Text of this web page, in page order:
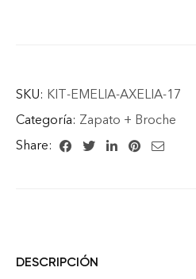
SKU: KIT-EMELIA-AXELIA-17
Categoría: Zapato + Broche
Share:
DESCRIPCIÓN